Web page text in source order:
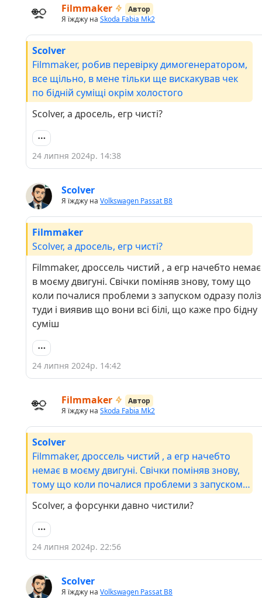
Filmmaker
Автор
Я їжджу на Skoda Fabia Mk2
Scolver
Filmmaker, робив перевірку димогенератором,
все щільно, в мене тільки ще вискакував чек
по бідній суміщі окрім холостого
Scolver, а дросель, егр чисті?
24 липня 2024р. 14:38
Scolver
Я їжджу на Volkswagen Passat B8
Filmmaker
Scolver, а дросель, егр чисті?
Filmmaker, дроссель чистий , а егр начебто немає
в моєму двигуні. Свічки поміняв знову, тому що
коли почалися проблеми з запуском одразу поліз
туди і виявив що вони всі білі, що каже про бідну
суміш
24 липня 2024р. 14:42
Filmmaker
Автор
Я їжджу на Skoda Fabia Mk2
Scolver
Filmmaker, дроссель чистий , а егр начебто
немає в моєму двигуні. Свічки поміняв знову,
тому що коли почалися проблеми з запуском
одразу поліз туди і виявив що вони всі білі, що
каже про бідну суміш
Scolver, а форсунки давно чистили?
24 липня 2024р. 22:56
Scolver
Я їжджу на Volkswagen Passat B8